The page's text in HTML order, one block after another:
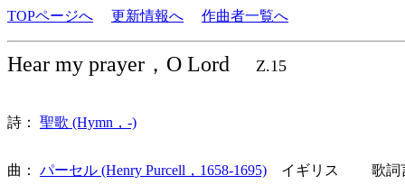
TOPページへ 更新情報へ 作曲者一覧へ
Hear my prayer，O Lord Z.15
詩： 聖歌 (Hymn，-)
曲： パーセル (Henry Purcell，1658-1695) イギリス 歌詞